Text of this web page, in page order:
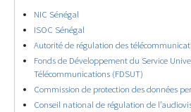
NIC Sénégal
ISOC Sénégal
Autorité de régulation des
Fonds de Développement du Service
Télécommunications (FDSUT)
Commission de protection des données
Conseil national de régulation de